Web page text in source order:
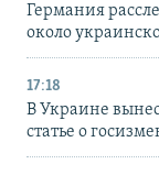
Германия
около
17:18
В Украине
статье о